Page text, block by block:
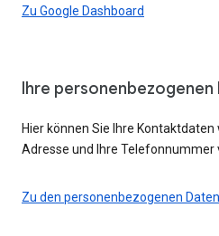
Zu Google Dashboard
Ihre personenbezogenen
Hier können Sie Ihre
Adresse und Ihre Telefonnummer
Zu den personenbezogenen Daten